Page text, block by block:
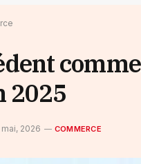
2025
mai, 2026 COMMERCE